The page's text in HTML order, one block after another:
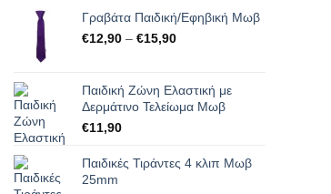
Γραβάτα Παιδική/Εφηβική Μωβ
€12,90 – €15,90Price
through
€15,90
Παιδική Ζώνη Ελαστική με
Δερμάτινο Τελείωμα Μωβ
€11,90
Παιδικές Τιράντες 4 κλιπ Μωβ
25mm